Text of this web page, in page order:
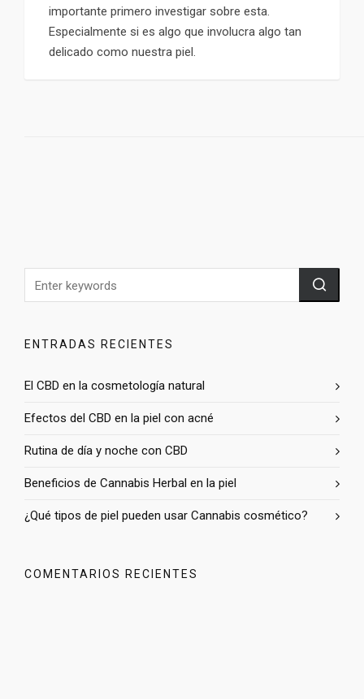
importante primero investigar sobre esta.
Especialmente si es algo que involucra algo tan
delicado como nuestra piel.
ENTRADAS RECIENTES
El CBD en la cosmetología natural
Efectos del CBD en la piel con acné
Rutina de día y noche con CBD
Beneficios de Cannabis Herbal en la piel
¿Qué tipos de piel pueden usar Cannabis cosmético?
COMENTARIOS RECIENTES